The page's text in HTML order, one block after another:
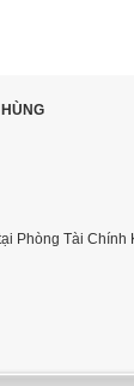
Phòng Tài Chính